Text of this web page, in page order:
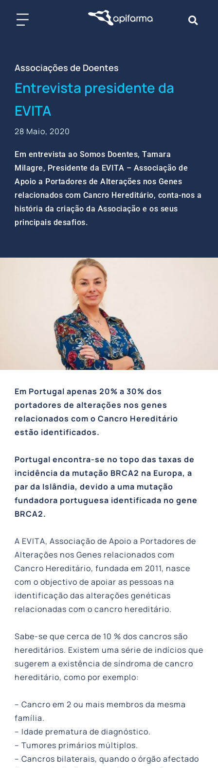
Associações de Doentes
Entrevista presidente da
EVITA
28 Maio, 2020
Em entrevista ao Somos Doentes, Tamara
Milagre, Presidente da EVITA – Associação de
Apoio a Portadores de Alterações nos Genes
relacionados com Cancro Hereditário, conta-nos a
história da criação da Associação e os seus
principais desafios.
Em Portugal apenas 20% a 30% dos
portadores de alterações nos genes
relacionados com o Cancro Hereditário
estão identificados.
Portugal encontra-se no topo das taxas de
incidência da mutação BRCA2 na Europa, a
par da Islândia, devido a uma mutação
fundadora portuguesa identificada no gene
BRCA2.
A EVITA, Associação de Apoio a Portadores de
Alterações nos Genes relacionados com
Cancro Hereditário, fundada em 2011, nasce
com o objectivo de apoiar as pessoas na
identificação das alterações genéticas
relacionadas com o cancro hereditário.
Sabe-se que cerca de 10 % dos cancros são
hereditários. Existem uma série de indícios que
sugerem a existência de síndroma de cancro
hereditário, como por exemplo:
– Cancro em 2 ou mais membros da mesma
família.
– Idade prematura de diagnóstico.
– Tumores primários múltiplos.
– Cancros bilaterais, quando o órgão afectado